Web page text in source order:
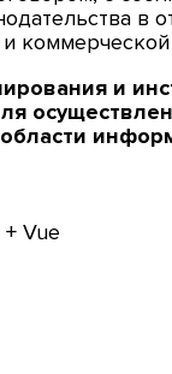
в
и
Vue